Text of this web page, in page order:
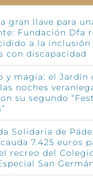
gran llave para
Fundación Dfa
a la inclusión
con discapacidad
y magia: el Jardín
noches
su segundo
Solidaria de
7.425 euros
recreo del
San Germán